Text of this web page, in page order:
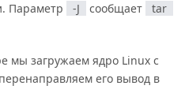
Параметр
-J сообщает
tar
мы загружаем ядро Linux с
его вывод в